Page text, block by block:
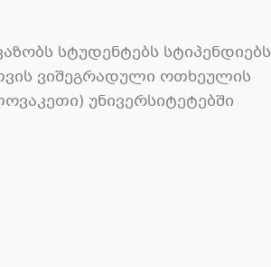
სტუდენტებს სტიპენდიებს
ვიშეგრადული ოთხეულის
უნივერსიტეტებში